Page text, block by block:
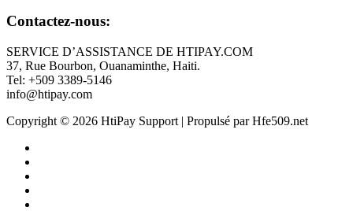
Contactez-nous:
SERVICE D’ASSISTANCE DE HTIPAY.COM
37, Rue Bourbon, Ouanaminthe, Haiti.
Tel: +509 3389-5146
info@htipay.com
Copyright © 2026 HtiPay Support | Propulsé par Hfe509.net